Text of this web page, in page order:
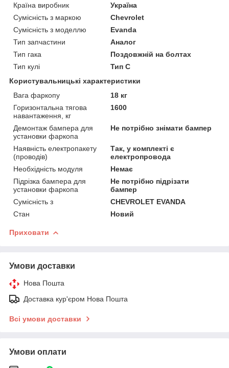
Країна виробник
Україна
Сумісність з маркою
Chevrolet
Сумісність з моделлю
Evanda
Тип запчастини
Аналог
Тип гака
Поздовжній на болтах
Тип кулі
Тип C
Користувальницькі характеристики
Вага фаркопу
18 кг
Горизонтальна тягова
навантаження, кг
1600
Демонтаж бампера для
установки фаркопа
Не потрібно знімати бампер
Наявність електропакету
(проводів)
Так, у комплекті є
електропровода
Необхідність модуля
Немає
Підрізка бампера для
установки фаркопа
Не потрібно підрізати
бампер
Сумісність з
CHEVROLET EVANDA
Стан
Новий
Приховати
Умови доставки
Нова Пошта
Доставка кур'єром Нова Пошта
Всі умови доставки
Умови оплати